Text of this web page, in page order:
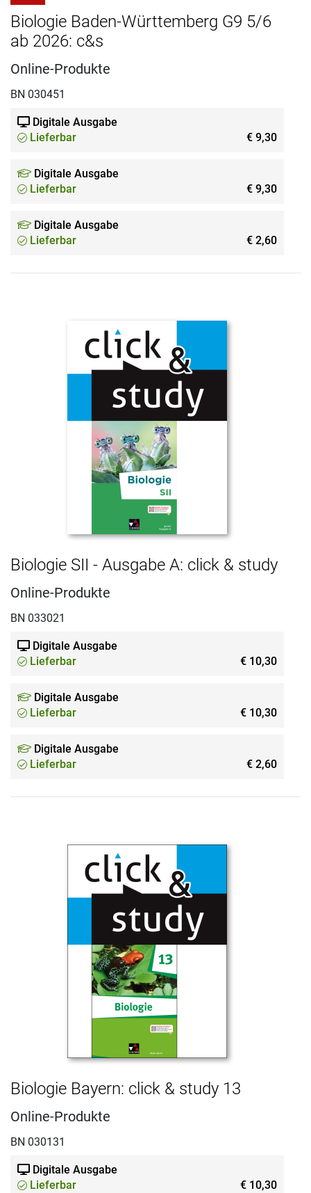
Biologie Baden-Württemberg G9 5/6
ab 2026: c&s
Online-Produkte
BN 030451
Digitale Ausgabe
Lieferbar
€ 9,30
Digitale Ausgabe
Lieferbar
€ 9,30
Digitale Ausgabe
Lieferbar
€ 2,60
Biologie SII - Ausgabe A: click & study
Online-Produkte
BN 033021
Digitale Ausgabe
Lieferbar
€ 10,30
Digitale Ausgabe
Lieferbar
€ 10,30
Digitale Ausgabe
Lieferbar
€ 2,60
Biologie Bayern: click & study 13
Online-Produkte
BN 030131
Digitale Ausgabe
Lieferbar
€ 10,30